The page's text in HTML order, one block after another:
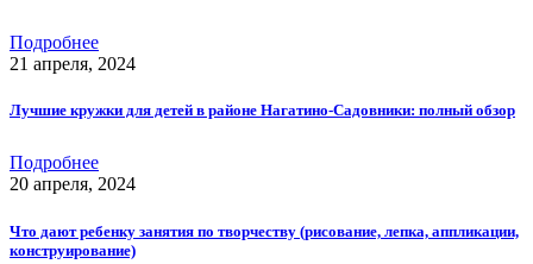
Подробнее
21 апреля, 2024
Лучшие кружки для детей в районе Нагатино-Садовники: полный обзор
Подробнее
20 апреля, 2024
Что дают ребенку занятия по творчеству (рисование, лепка, аппликации,
конструирование)